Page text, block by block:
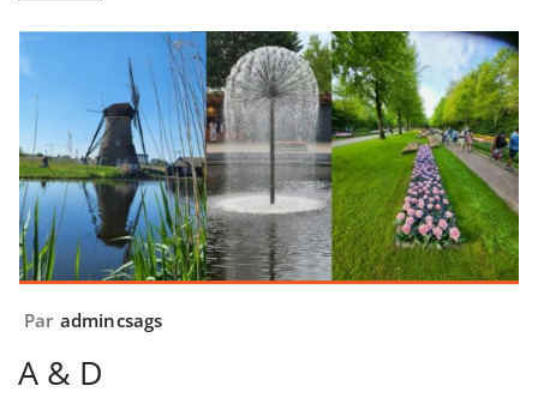
Par admincsags
A & D